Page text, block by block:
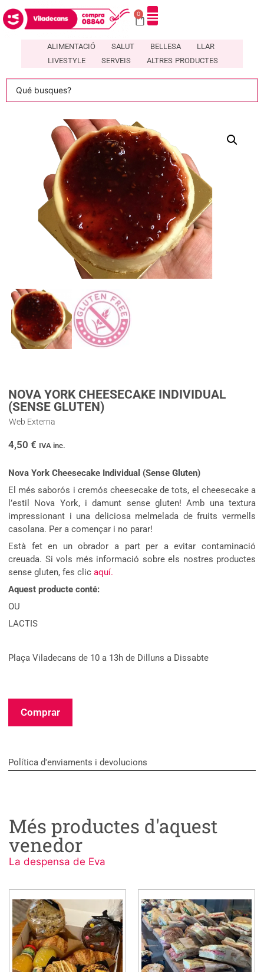
0
ALIMENTACIÓ SALUT BELLESA
LLAR
LIVESTYLE
SERVEIS ALTRES PRODUCTES
NOVA YORK CHEESECAKE INDIVIDUAL
(SENSE GLUTEN)
Web Externa
4,50 € IVA inc.
Nova York Cheesecake Individual (Sense Gluten)
El més saborós i cremós cheesecake de tots, el cheesecake a
l’estil Nova York, i damunt sense gluten! Amb una textura
impressionant i una deliciosa melmelada de fruits vermells
casolana. Per a començar i no parar!
Està fet en un obrador a part per a evitar contaminació
creuada. Si vols més informació sobre els nostres productes
sense gluten, fes clic aquí.
Aquest producte conté:
OU
LACTIS
Plaça Viladecans de 10 a 13h de Dilluns a Dissabte
Comprar
Política d'enviaments i devolucions
Més productes d'aquest
venedor
La despensa de Eva